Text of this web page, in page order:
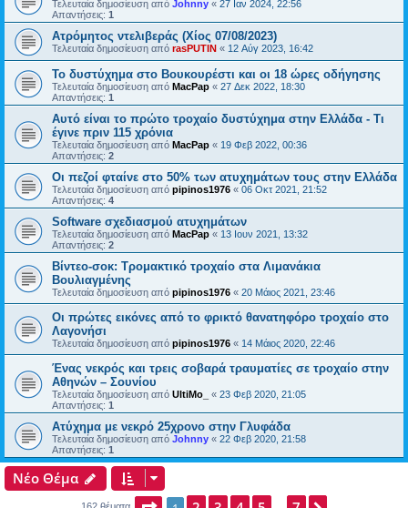
Τελευταία δημοσίευση από Johnny « 27 Ιαν 2024, 22:56
Απαντήσεις: 1
Ατρόμητος ντελιβεράς (Χίος 07/08/2023)
Τελευταία δημοσίευση από rasPUTIN « 12 Αύγ 2023, 16:42
Το δυστύχημα στο Βουκουρέστι και οι 18 ώρες οδήγησης
Τελευταία δημοσίευση από MacPap « 27 Δεκ 2022, 18:30
Απαντήσεις: 1
Αυτό είναι το πρώτο τροχαίο δυστύχημα στην Ελλάδα - Τι
έγινε πριν 115 χρόνια
Τελευταία δημοσίευση από MacPap « 19 Φεβ 2022, 00:36
Απαντήσεις: 2
Οι πεζοί φταίνε στο 50% των ατυχημάτων τους στην Ελλάδα
Τελευταία δημοσίευση από pipinos1976 « 06 Οκτ 2021, 21:52
Απαντήσεις: 4
Software σχεδιασμού ατυχημάτων
Τελευταία δημοσίευση από MacPap « 13 Ιουν 2021, 13:32
Απαντήσεις: 2
Βίντεο-σοκ: Τρομακτικό τροχαίο στα Λιμανάκια
Βουλιαγμένης
Τελευταία δημοσίευση από pipinos1976 « 20 Μάιος 2021, 23:46
Οι πρώτες εικόνες από το φρικτό θανατηφόρο τροχαίο στο
Λαγονήσι
Τελευταία δημοσίευση από pipinos1976 « 14 Μάιος 2020, 22:46
Ένας νεκρός και τρεις σοβαρά τραυματίες σε τροχαίο στην
Αθηνών – Σουνίου
Τελευταία δημοσίευση από UltiMo_ « 23 Φεβ 2020, 21:05
Απαντήσεις: 1
Ατύχημα με νεκρό 25χρονο στην Γλυφάδα
Τελευταία δημοσίευση από Johnny « 22 Φεβ 2020, 21:58
Απαντήσεις: 1
Νέο Θέμα